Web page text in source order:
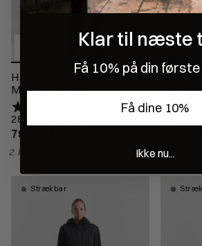
Harzen Outdoor Bukser
Mand - Forest
28 anmeldelser
799,00 kr
2 Farver
Bukser
2 Farver
Strækbar
Klar til næste
Få 10% på din
Få dine 10%
Ikke nu...